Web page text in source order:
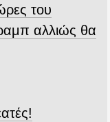
του
αλλιώς θα